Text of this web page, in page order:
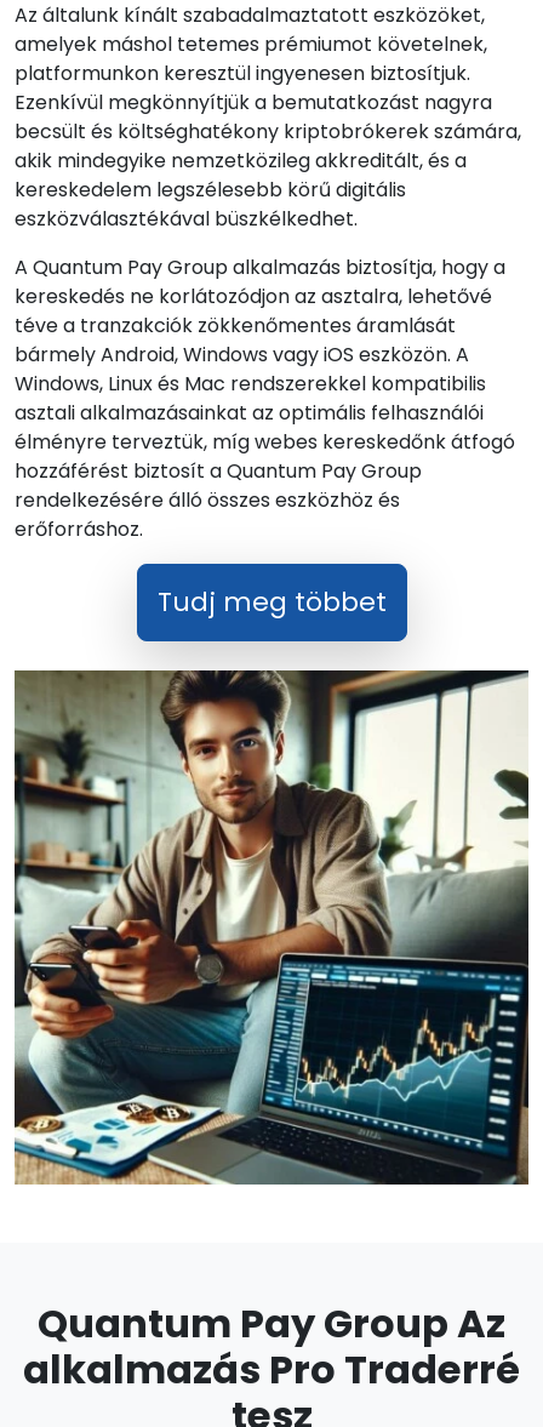
Az általunk kínált szabadalmaztatott eszközöket,
amelyek máshol tetemes prémiumot követelnek,
platformunkon keresztül ingyenesen biztosítjuk.
Ezenkívül megkönnyítjük a bemutatkozást nagyra
becsült és költséghatékony kriptobrókerek számára,
akik mindegyike nemzetközileg akkreditált, és a
kereskedelem legszélesebb körű digitális
eszközválasztékával büszkélkedhet.
A Quantum Pay Group alkalmazás biztosítja, hogy a
kereskedés ne korlátozódjon az asztalra, lehetővé
téve a tranzakciók zökkenőmentes áramlását
bármely Android, Windows vagy iOS eszközön. A
Windows, Linux és Mac rendszerekkel kompatibilis
asztali alkalmazásainkat az optimális felhasználói
élményre terveztük, míg webes kereskedőnk átfogó
hozzáférést biztosít a Quantum Pay Group
rendelkezésére álló összes eszközhöz és
erőforráshoz.
Tudj meg többet
Quantum Pay Group Az
alkalmazás Pro Traderré
tesz